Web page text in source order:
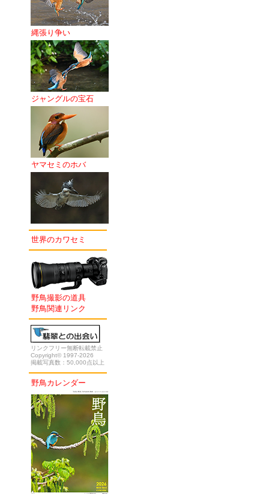
縄張り争い
ジャングルの宝石
ヤマセミのホバ
世界のカワセミ
野鳥撮影の道具
野鳥関連リンク
リンクフリー無断転載禁止
Copyright© 1997-2026
掲載写真数：50,000点以上
野鳥カレンダー